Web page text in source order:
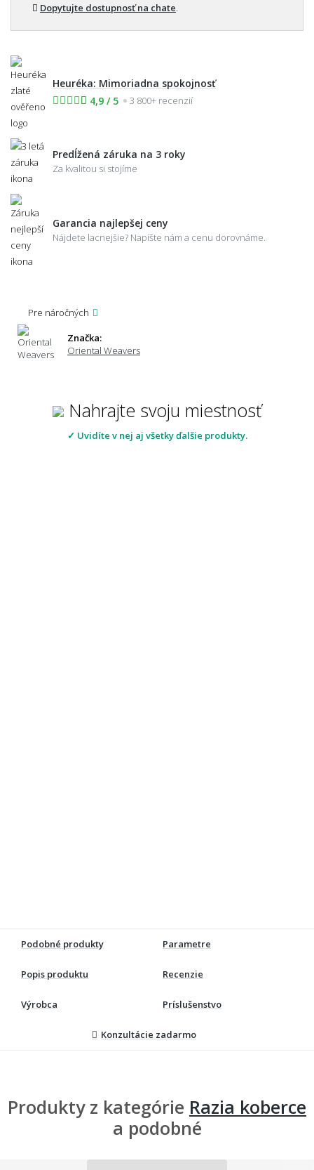
Dopytujte dostupnosť na chate
Heuréka: Mimoriadna spokojnosť
4,9 / 5
3 800+ recenzií
Predĺžená záruka na 3 roky
Za kvalitou si stojíme
Garancia najlepšej ceny
Nájdete lacnejšie? Napíšte nám a cenu dorovnáme.
Pre náročných
Značka:
Oriental Weavers
Nahrajte svoju miestnosť
✓ Uvidíte v nej aj všetky ďalšie produkty.
Podobné produkty Parametre
Popis produktu Recenzie
Výrobca Príslušenstvo
Konzultácie zadarmo
Produkty z kategórie Razia koberce
a podobné